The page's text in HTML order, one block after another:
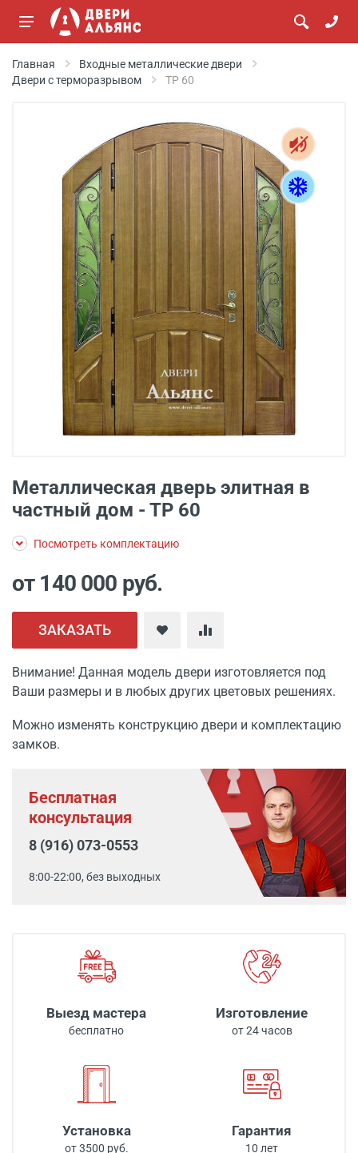
Главная
Входные металлические двери
Двери с терморазрывом
ТР 60
Металлическая дверь элитная в
частный дом - ТР 60
Посмотреть комплектацию
от 140 000 руб.
ЗАКАЗАТЬ
Внимание! Данная модель двери изготовляется под
Ваши размеры и в любых других цветовых решениях.
Можно изменять конструкцию двери и комплектацию
замков.
Бесплатная
консультация
8 (916) 073-0553
8:00-22:00, без выходных
Выезд мастера
бесплатно
Изготовление
от 24 часов
Установка
от 3500 руб.
Гарантия
10 лет